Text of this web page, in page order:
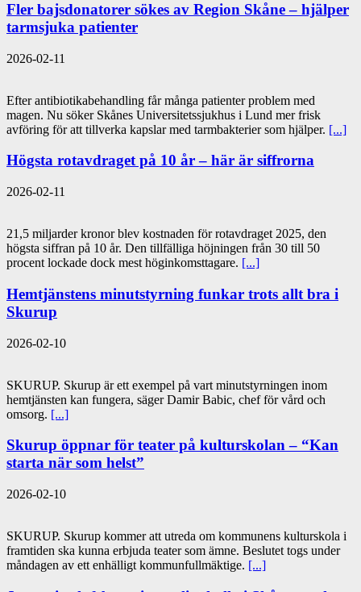
Fler bajsdonatorer sökes av Region Skåne – hjälper
tarmsjuka patienter
2026-02-11
Efter antibiotikabehandling får många patienter problem med
magen. Nu söker Skånes Universitetssjukhus i Lund mer frisk
avföring för att tillverka kapslar med tarmbakterier som hjälper. [...]
Högsta rotavdraget på 10 år – här är siffrorna
2026-02-11
21,5 miljarder kronor blev kostnaden för rotavdraget 2025, den
högsta siffran på 10 år. Den tillfälliga höjningen från 30 till 50
procent lockade dock mest höginkomsttagare. [...]
Hemtjänstens minutstyrning funkar trots allt bra i
Skurup
2026-02-10
SKURUP. Skurup är ett exempel på vart minutstyrningen inom
hemtjänsten kan fungera, säger Damir Babic, chef för vård och
omsorg. [...]
Skurup öppnar för teater på kulturskolan – “Kan
starta när som helst”
2026-02-10
SKURUP. Skurup kommer att utreda om kommunens kulturskola i
framtiden ska kunna erbjuda teater som ämne. Beslutet togs under
måndagen av ett enhälligt kommunfullmäktige. [...]